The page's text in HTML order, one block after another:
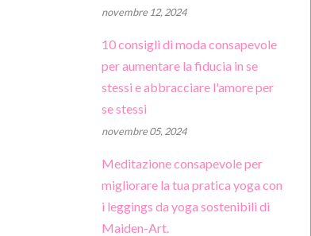
novembre 12, 2024
10 consigli di moda consapevole
per aumentare la fiducia in se
stessi e abbracciare l'amore per
se stessi
novembre 05, 2024
Meditazione consapevole per
migliorare la tua pratica yoga con
i leggings da yoga sostenibili di
Maiden-Art.